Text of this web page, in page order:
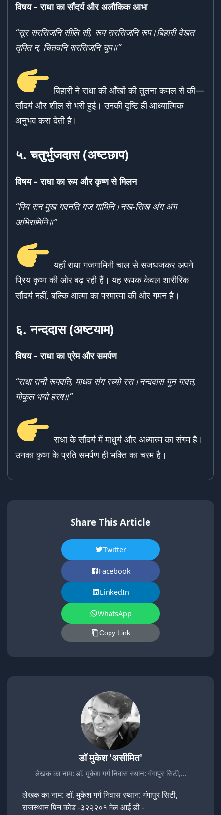
विषय –राधा का सौंदर्य और अलौकिक आभा
“सूर सरसिजनि सीलि सी, रूप सरसिजनि रूप।बिहारी देखत
तृपित न, चितवनि सरसिजनि चुप॥”
बिहारी ने राधा की आँखों की तुलना कमल से की—
सौंदर्य और शील से भरी हुई। उनकी दृष्टि ही आध्यात्मिक
अनुभव करा देती है।
५.चतुर्भुजदास (अष्टछाप)
विषय –राधा का रूप और कृष्ण से मिलन
“पिय सन मुख गवनति गज गामिनि।नख-सिख अंग अंग
अभिरामिनि॥”
यहाँ राधा गजगामिनी चाल से सजधजकर अपने
प्रिय कृष्ण की ओर बढ़ रही हैं। यह रूपक केवल शारीरिक
सौंदर्य नहीं, बल्कि आत्मा का परमात्मा की ओर गमन है।
६.नन्ददास (अष्टयाम)
विषय –राधा का प्रेम और समर्पण
“राधा रानी रूपवति, माधव संग रच्यो रस।नन्ददास गुन गावत,
गोकुल भयो हरष॥”
राधा के सौंदर्य में माधुर्य और अध्यात्म का संगम है।
उनका कृष्ण के प्रति समर्पण ही भक्ति का चरम है।
Share This Article
Twitter
Facebook
LinkedIn
WhatsApp
Copy Link
डॉ मुकेश 'असीमित'
लेखक का नाम: डॉ. मुकेश गर्ग निवास स्थान: गंगापुर सिटी,…
लेखक का नाम: डॉ. मुकेश गर्ग निवास स्थान: गंगापुर सिटी,
राजस्थान पिन कोड -३२२२०१ मेल आई डी -